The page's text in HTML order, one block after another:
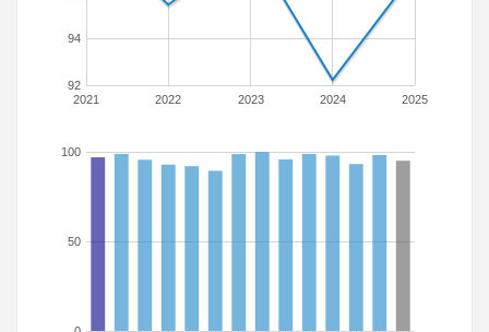
2021 2022 2023 2024 2025
92
94
50
100